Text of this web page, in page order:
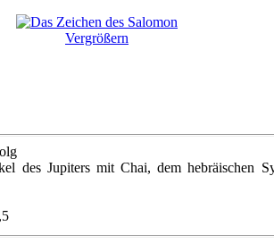
Vergrößern
des Jupiters mit Chai, dem hebräischen